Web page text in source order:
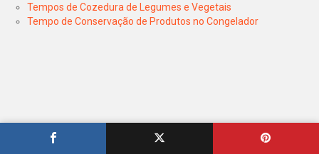
Tempos de Cozedura de Legumes e Vegetais
Tempo de Conservação de Produtos no Congelador